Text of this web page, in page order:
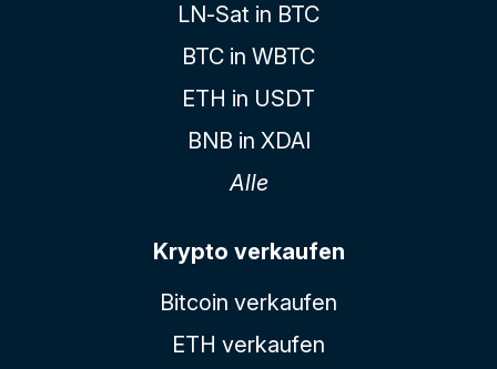
LN-Sat in BTC
BTC in WBTC
ETH in USDT
BNB in XDAI
Alle
Krypto verkaufen
Bitcoin verkaufen
ETH verkaufen